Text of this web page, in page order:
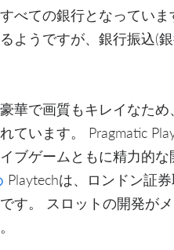
べての銀行となってい
ようですが、銀行振込(
華で画質もキレイなた
ています。 Pragmatic
ブゲームともに精力的
Playtechは、ロンドン証
す。 スロットの開発が